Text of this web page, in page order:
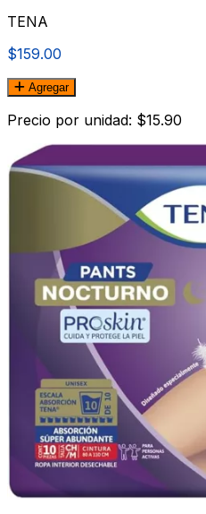
TENA
$159.00
Agregar
Precio por unidad: $15.90